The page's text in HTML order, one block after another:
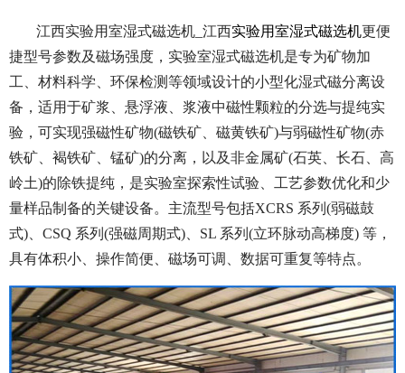
江西实验用室湿式磁选机_江西实验用室湿式磁选机更便
捷型号参数及磁场强度，实验室湿式磁选机是专为矿物加
工、材料科学、环保检测等领域设计的小型化湿式磁分离设
备，适用于矿浆、悬浮液、浆液中磁性颗粒的分选与提纯实
验，可实现强磁性矿物(磁铁矿、磁黄铁矿)与弱磁性矿物(赤
铁矿、褐铁矿、锰矿)的分离，以及非金属矿(石英、长石、高
岭土)的除铁提纯，是实验室探索性试验、工艺参数优化和少
量样品制备的关键设备。主流型号包括XCRS 系列(弱磁鼓
式)、CSQ 系列(强磁周期式)、SL 系列(立环脉动高梯度) 等，
具有体积小、操作简便、磁场可调、数据可重复等特点。